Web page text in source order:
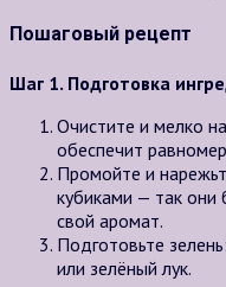
Пошаговый рецепт
Шаг 1. Подготовка
Очистите и мелко
обеспечит
Промойте и
кубиками — так они
свой аромат.
Подготовьте
или зелёный лук.